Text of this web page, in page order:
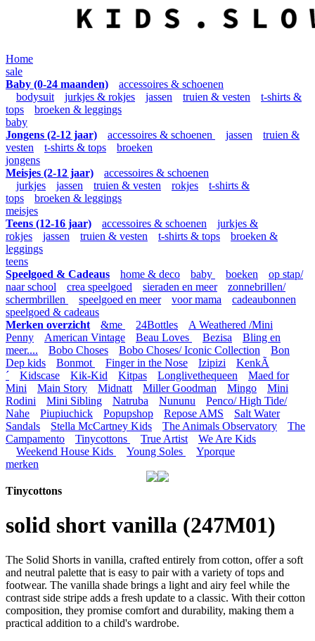
Home
sale
Baby (0-24 maanden)
accessoires & schoenen
bodysuit
jurkjes & rokjes jassen truien & vesten
t-shirts &
tops
broeken & leggings
baby
Jongens (2-12 jaar)
accessoires & schoenen jassen
truien &
vesten
t-shirts & tops
broeken
jongens
Meisjes (2-12 jaar)
accessoires & schoenen
jurkjes
jassen truien & vesten rokjes
t-shirts &
tops
broeken & leggings
meisjes
Teens (12-16 jaar)
accessoires & schoenen
jurkjes &
rokjes
jassen truien & vesten t-shirts & tops
broeken &
leggings
teens
Speelgoed & Cadeaus
home & deco baby boeken
op stap/
naar school
crea speelgoed sieraden en meer
zonnebrillen/
schermbrillen
speelgoed en meer voor mama
cadeaubonnen
speelgoed & cadeaus
Merken overzicht
&me 24Bottles
A Weathered /Mini
Penny
American Vintage Beau Loves Bezisa
Bling en
meer....
Bobo Choses Bobo Choses/ Iconic Collection
Bon
Dep kids
Bonmot Finger in the Nose Izipizi
KenkÃ
´
Kidscase Kik-Kid Kitpas Longlivethequeen
Maed for
Mini
Main Story Midnatt Miller Goodman Mingo
Mini
Rodini
Mini Sibling Natruba Nununu
Penco/ High Tide/
Nahe
Piupiuchick Popupshop Repose AMS
Salt Water
Sandals
Stella McCartney Kids The Animals Observatory
The
Campamento
Tinycottons True Artist
We Are Kids
Weekend House Kids
Young Soles
Yporque
merken
Tinycottons
solid short vanilla (247M01)
The Solid Shorts in vanilla, crafted entirely from cotton, offer a soft
and neutral palette that is easy to pair with a variety of tops and
footwear. The vanilla shade brings a light and airy feel while the
contrast side stripe adds a fresh update to a classic. With their cotton
composition, they promise comfort and durability, making them a
practical addition to a child's wardrobe.